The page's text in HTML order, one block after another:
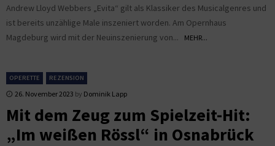
Andrew Lloyd Webbers „Evita“ gilt als Klassiker des Musicalgenres und
ist bereits unzählige Male inszeniert worden. Am Opernhaus
Magdeburg wird mit der Neuinszenierung von...
MEHR...
OPERETTE REZENSION
26. November 2023 by Dominik Lapp
Mit dem Zeug zum Spielzeit-Hit:
„Im weißen Rössl“ in Osnabrück